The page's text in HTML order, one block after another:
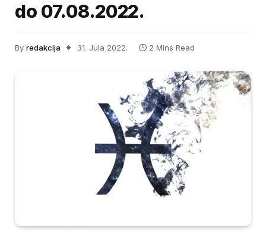
do 07.08.2022.
By redakcija 31. Jula 2022. 2 Mins Read